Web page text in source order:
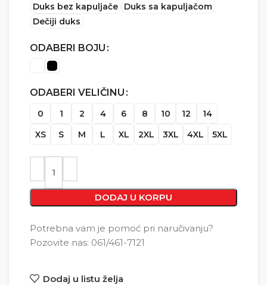
Duks bez kapuljače
Duks sa kapuljačom
Dečiji duks
ODABERI BOJU
ODABERI VELIČINU
0 1 2 4 6 8 10 12
14
XS
S M L XL 2XL 3XL 4XL 5XL
DODAJ U KORPU
Potrebna vam je pomoć pri naručivanju?
Pozovite nas: 061/461-7121
Dodaj u listu želja